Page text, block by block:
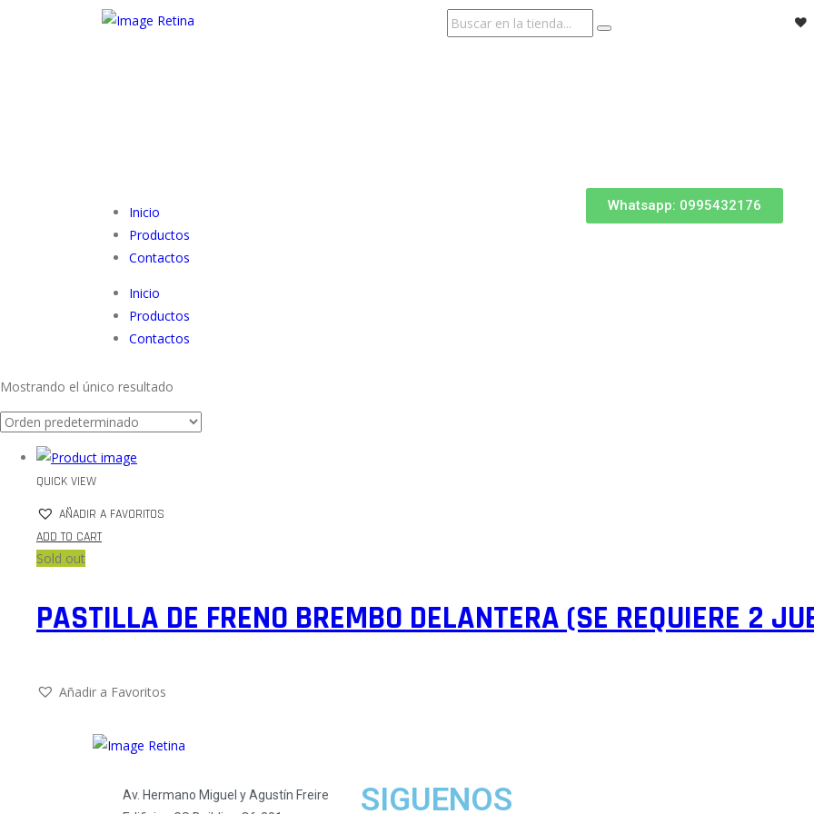
Inicio
Productos
Contactos
Inicio
Productos
Contactos
Whatsapp: 0995432176
Mostrando el único resultado
QUICK VIEW
AÑADIR A FAVORITOS
ADD TO CART
Sold out
PASTILLA DE FRENO BREMBO DELANTERA (SE REQUIERE 2
Añadir a Favoritos
Av. Hermano Miguel y Agustín Freire
SIGUENOS